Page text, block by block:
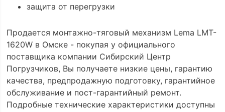
защита от перегрузки
Продается монтажно-тяговый механизм Lema LMT-
1620W в Омске - покупая у официального
поставщика компании Сибирский Центр
Погрузчиков, Вы получаете низкие цены, гарантию
качества, предпродажную подготовку, гарантийное
обслуживание и пост-гарантийный ремонт.
Подробные технические характеристики доступны